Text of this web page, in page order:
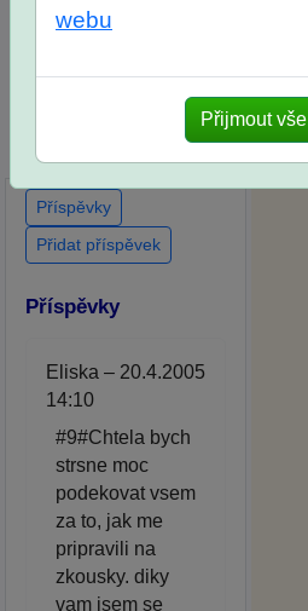
u zkoušek na SŠ? Vaše
ohlasy po skutečných
přijímacích zkouškách
webu
Přijmout vše
Příspěvky
Přidat příspěvek
Příspěvky
Eliska – 20.4.2005
14:10
#9#Chtela bych
strsne moc
podekovat vsem
za to, jak me
pripravili na
zkousky. diky
vam jsem se